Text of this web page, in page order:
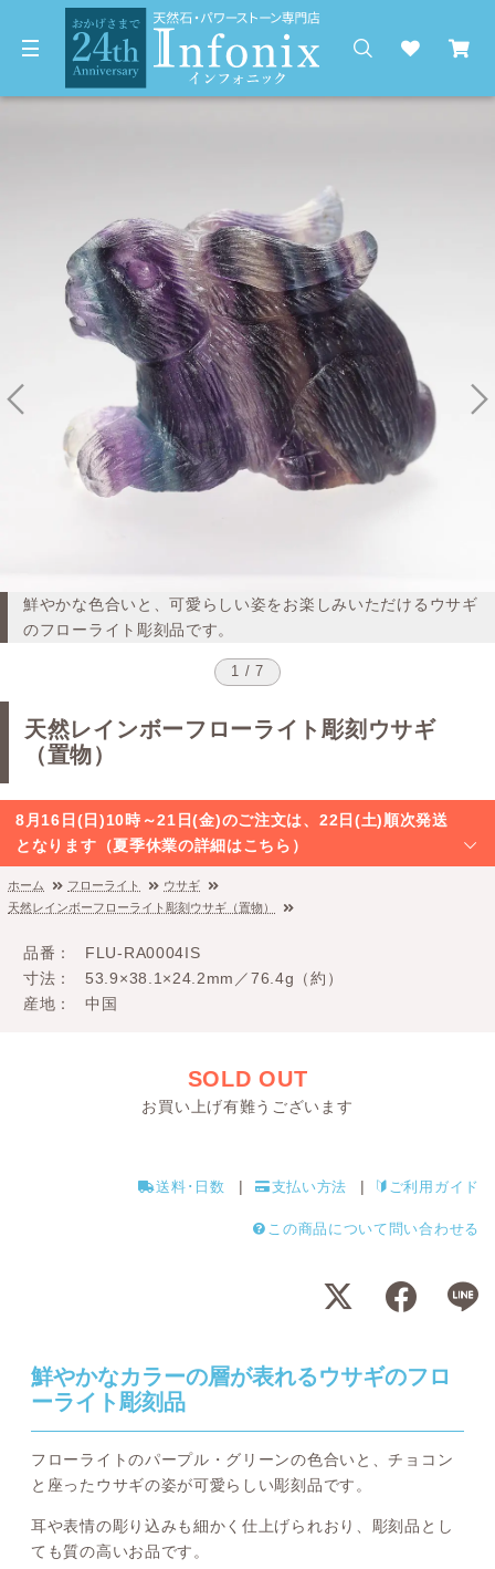
鮮やかな色合いと、可愛らしい姿をお楽しみいただけるウサギ
のフローライト彫刻品です。
1 / 7
天然レインボーフローライト彫刻ウサギ
（置物）
8月16日(日)10時～21日(金)のご注文は、22日(土)順次発送
となります（夏季休業の詳細はこちら）
ホーム フローライト
ウサギ
天然レインボーフローライト彫刻ウサギ（置物）
品番
FLU-RA0004IS
寸法
53.9×38.1×24.2mm／76.4g（約）
産地
中国
SOLD OUT
お買い上げ有難うございます
送料･日数 支払い方法 ご利用ガイド
この商品について問い合わせる
鮮やかなカラーの層が表れるウサギのフロ
ーライト彫刻品
フローライトのパープル・グリーンの色合いと、チョコン
と座ったウサギの姿が可愛らしい彫刻品です。
耳や表情の彫り込みも細かく仕上げられおり、彫刻品とし
ても質の高いお品です。